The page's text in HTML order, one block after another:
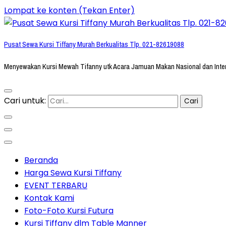
Lompat ke konten (Tekan Enter)
Pusat Sewa Kursi Tiffany Murah Berkualitas Tlp. 021-82619088
Menyewakan Kursi Mewah Tifanny utk Acara Jamuan Makan Nasional dan
Cari untuk:
Beranda
Harga Sewa Kursi Tiffany
EVENT TERBARU
Kontak Kami
Foto-Foto Kursi Futura
Kursi Tiffany dlm Table Manner